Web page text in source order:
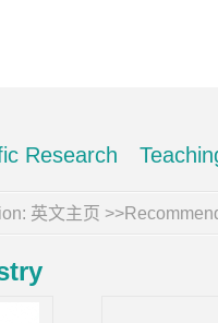
Research
英文主页